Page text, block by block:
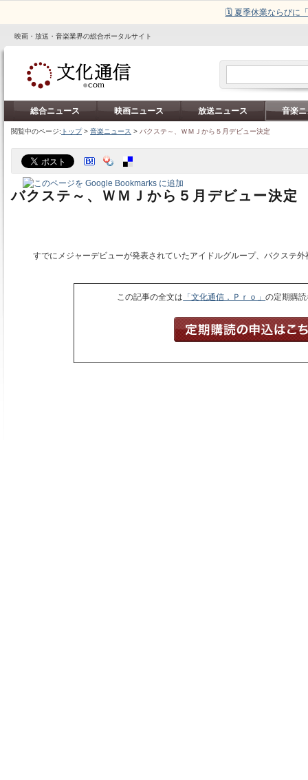
🗓️ 夏季休業ならびに
映画・放送・音楽業界の総合ポータルサイト
総合ニュース 映画ニュース 放送ニュース 音楽
閲覧中のページ: トップ> 音楽ニュース > バクステ～、ＷＭＪから５月デビュー決定
バクステ～、ＷＭＪから５月デビュー決定
すでにメジャーデビューが発表されていたアイドルグループ、バクステ
この記事の全文は 「文化通信．Ｐｒｏ」の定期購